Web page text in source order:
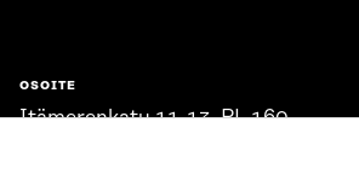
OSOITE
Itämerenkatu 11-13, PL 160,